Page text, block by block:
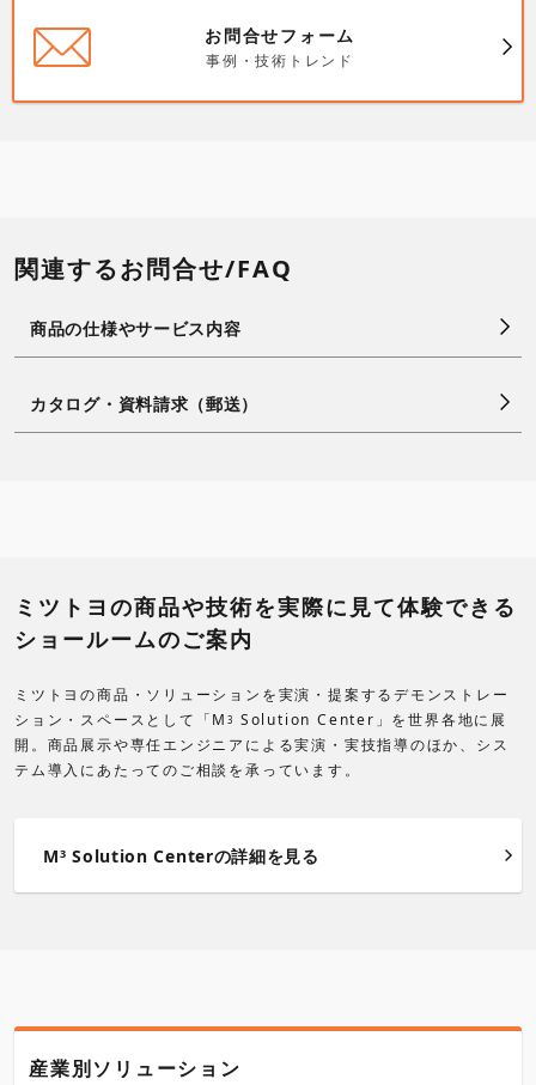
お問合せフォーム
事例・技術トレンド
関連するお問合せ/FAQ
商品の仕様やサービス内容
カタログ・資料請求（郵送）
ミツトヨの商品や技術を実際に見て体験できる
ショールームのご案内
ミツトヨの商品・ソリューションを実演・提案するデモンストレー
ション・スペースとして「M3
Solution Center」を世界各地に展
開。商品展示や専任エンジニアによる実演・実技指導のほか、シス
テム導入にあたってのご相談を承っています。
M3 Solution Centerの詳細を見る
産業別ソリューション